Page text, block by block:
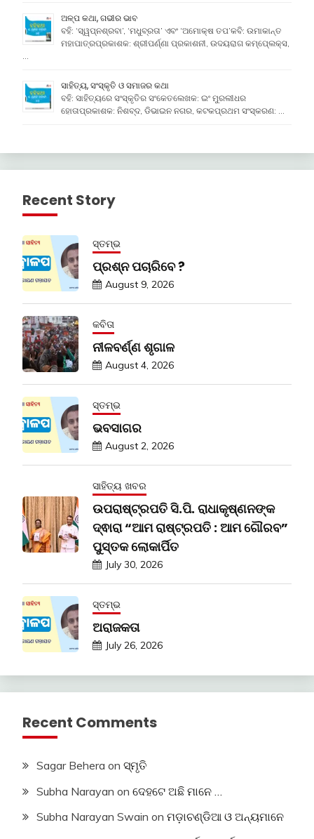
ଅଳ୍ପ କଥା, ଗଭୀର ଭାବ
ବହି: ‘ସ୍ୱପ୍ନଶ୍ରବା’, ‘ମଧୁବ୍ରତା’ ଏବଂ ‘ଅମୋକ୍ଷ ତପ’କବି: ଉମାକାନ୍ତ
ମହାପାତ୍ରପ୍ରକାଶକ: ଶ୍ରୀପର୍ଣ୍ଣା ପ୍ରକାଶନୀ, ଉଦୟରାଗ କମ୍ପେ୍ଲକ୍ସ,
ସାହିତ୍ୟ, ସଂସ୍କୃତି ଓ ସମାଜର କଥା
ବହି: ସାହିତ୍ୟରେ ସଂସ୍କୃତିର ସଂକେତଲେଖକ: ଇଂ ମୁରଲୀଧର
ହୋତାପ୍ରକାଶକ: ନିଶବ୍ଦ, ଡିଭାଇନ ନଗର, କଟକପ୍ରଥମ ସଂସ୍କରଣ: …
Recent Story
ସ୍ତମ୍ଭ
ପ୍ରଶ୍ନ ପଚାରିବେ ?
August 9, 2026
କବିତା
ନୀଳବର୍ଣ୍ଣ ଶୃଗାଳ
August 4, 2026
ସ୍ତମ୍ଭ
ଭବସାଗର
August 2, 2026
ସାହିତ୍ୟ ଖବର
ଉପରାଷ୍ଟ୍ରପତି ସି.ପି. ରାଧାକୃଷ୍ଣନଙ୍କ
ଦ୍ଵାରା “ଆମ ରାଷ୍ଟ୍ରପତି : ଆମ ଗୌରବ”
ପୁସ୍ତକ ଲୋକାର୍ପିତ
July 30, 2026
ସ୍ତମ୍ଭ
ଅରାଜକତା
July 26, 2026
Recent Comments
Sagar Behera on ସ୍ମୃତି
Subha Narayan on ଦେହଟେ ଅଛି ମାନେ …
Subha Narayan Swain on ମଡ଼ାଚଣ୍ଡିଆ ଓ ଅନ୍ୟମାନେ